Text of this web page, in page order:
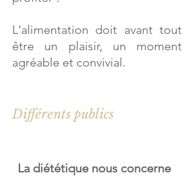
L'alimentation doit avant tout
être un plaisir, un moment
agréable et convivial.
Différents publics
La diététique nous concerne